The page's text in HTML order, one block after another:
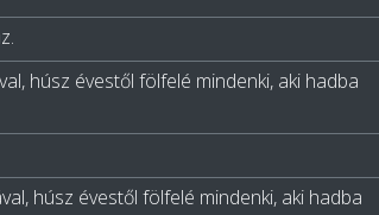
húsz évestől fölfelé mindenki, aki hadba
húsz évestől fölfelé mindenki, aki hadba